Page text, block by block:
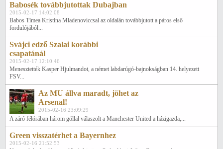
Babosék továbbjutottak Dubajban
2015-02-17 14:02:08
Babos Tímea Kristina Mladenoviccsal az oldalán továbbjutott a páros első
fordulójából...
Svájci edző Szalai korábbi
csapatánál
2015-02-17 12:10:46
Menesztették Kasper Hjulmandot, a német labdarúgó-bajnokságban 14. helyezett
FSV...
Az MU állva maradt, jöhet az
Arsenal!
2015-02-16 23:09:29
A záró félórában három góllal válaszolt a Manchester United a házigazda,...
Green visszatérhet a Bayernhez
2015-02-16 21:52:53